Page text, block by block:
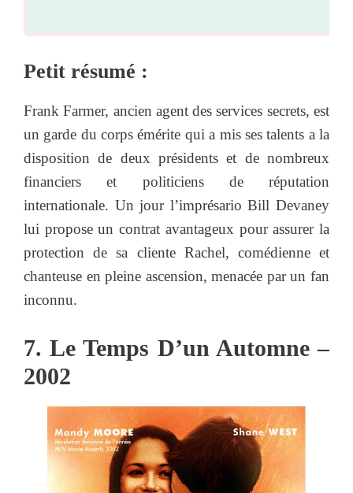
Petit résumé :
Frank Farmer, ancien agent des services secrets, est
un garde du corps émérite qui a mis ses talents a la
disposition de deux présidents et de nombreux
financiers et politiciens de réputation
internationale. Un jour l’imprésario Bill Devaney
lui propose un contrat avantageux pour assurer la
protection de sa cliente Rachel, comédienne et
chanteuse en pleine ascension, menacée par un fan
inconnu.
7. Le Temps D’un Automne –
2002